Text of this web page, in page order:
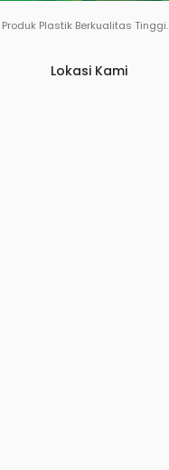
Plastik Berkualitas Tinggi.
Lokasi Kami